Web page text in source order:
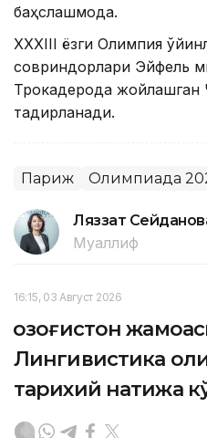
баҳслашмоқда.
XXXIII ёзги Олимпия
совриндорлари Эйфель
Трокадерода жойлашган
тақдирланади.
Париж Олимпиада
Ляззат
Муаллиф
16:15, 03 Август 2026
Қозоғистон
Лингивистика
тарихий натижа